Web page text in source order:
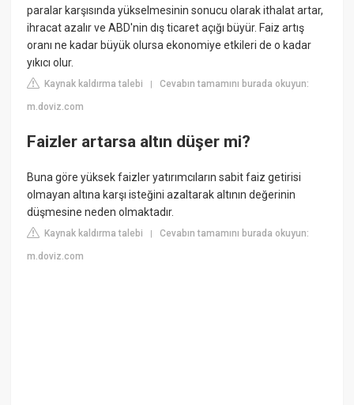
paralar karşısında yükselmesinin sonucu olarak ithalat artar,
ihracat azalır ve ABD'nin dış ticaret açığı büyür. Faiz artış
oranı ne kadar büyük olursa ekonomiye etkileri de o kadar
yıkıcı olur.
Kaynak kaldırma talebi |Cevabın tamamını burada okuyun:
m.doviz.com
Faizler artarsa altın düşer mi?
Buna göre yüksek faizler yatırımcıların sabit faiz getirisi
olmayan altına karşı isteğini azaltarak altının değerinin
düşmesine neden olmaktadır.
Kaynak kaldırma talebi |Cevabın tamamını burada okuyun:
m.doviz.com